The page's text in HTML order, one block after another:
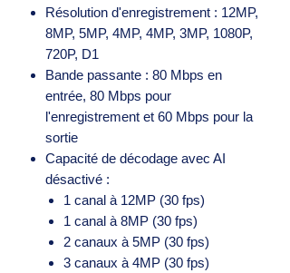
Résolution d'enregistrement : 12MP,
8MP, 5MP, 4MP, 4MP, 3MP, 1080P,
720P, D1
Bande passante : 80 Mbps en
entrée, 80 Mbps pour
l'enregistrement et 60 Mbps pour la
sortie
Capacité de décodage avec AI
désactivé :
1 canal à 12MP (30 fps)
1 canal à 8MP (30 fps)
2 canaux à 5MP (30 fps)
3 canaux à 4MP (30 fps)